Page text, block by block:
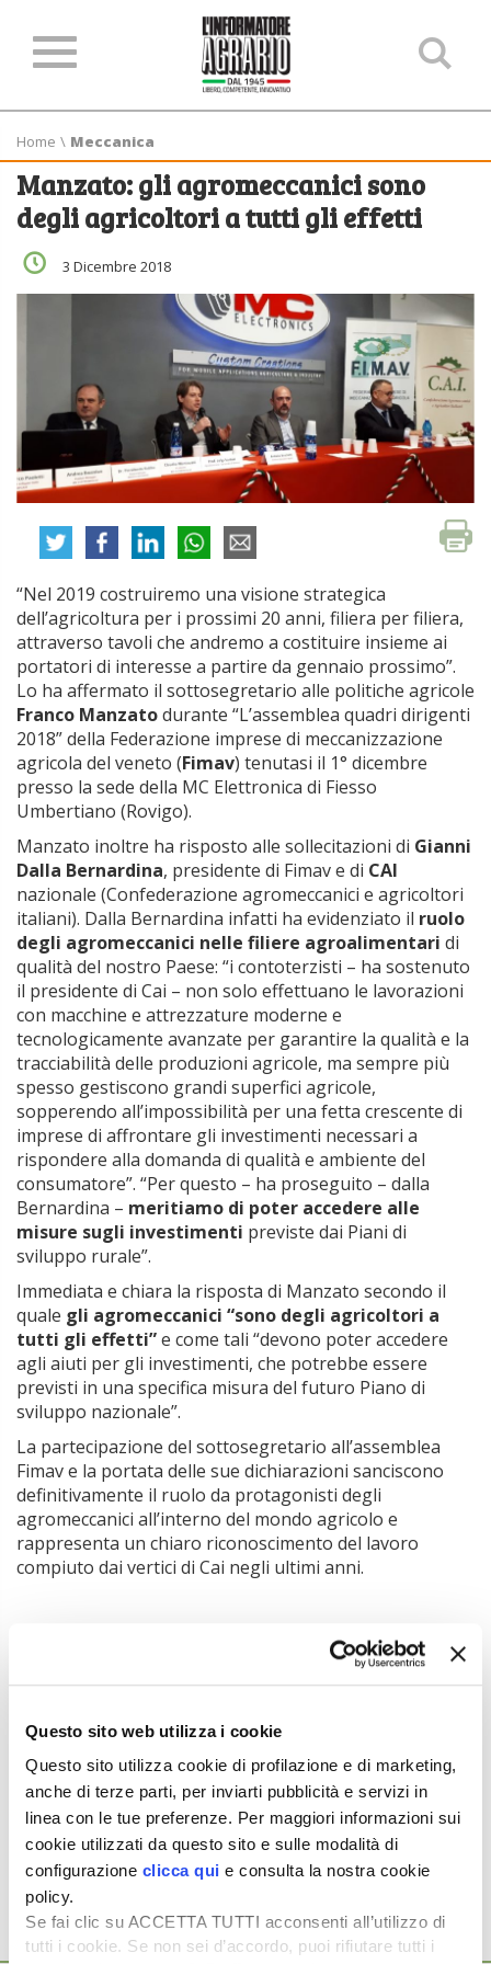
Questo sito web utilizza i cookie
Questo sito utilizza cookie di profilazione e di marketing,
anche di terze parti, per inviarti pubblicità e servizi in
linea con le tue preferenze. Per maggiori informazioni sui
cookie utilizzati da questo sito e sulle modalità di
configurazione clicca qui e consulta la nostra cookie
policy.
Se fai clic su ACCETTA TUTTI acconsenti all’utilizzo di
tutti i cookie. Se non sei d’accordo, puoi rifiutare tutti i
Home \ Meccanica
Manzato: gli agromeccanici sono
degli agricoltori a tutti gli effetti
3 Dicembre 2018
“Nel 2019 costruiremo una visione strategica
dell’agricoltura per i prossimi 20 anni, filiera per filiera,
attraverso tavoli che andremo a costituire insieme ai
portatori di interesse a partire da gennaio prossimo”.
Lo ha affermato il sottosegretario alle politiche agricole
Franco Manzatodurante “L’assemblea quadri dirigenti
2018” della Federazione imprese di meccanizzazione
agricola del veneto (Fimav) tenutasi il 1° dicembre
presso la sede della MC Elettronica di Fiesso
Umbertiano (Rovigo).
Manzato inoltre ha risposto alle sollecitazioni di Gianni
Dalla Bernardina, presidente di Fimav e di CAI
nazionale (Confederazione agromeccanici e agricoltori
italiani). Dalla Bernardina infatti ha evidenziato il ruolo
degli agromeccanici nelle filiere agroalimentari di
qualità del nostro Paese: “i contoterzisti – ha sostenuto
il presidente di Cai – non solo effettuano le lavorazioni
con macchine e attrezzature moderne e
tecnologicamente avanzate per garantire la qualità e la
tracciabilità delle produzioni agricole, ma sempre più
spesso gestiscono grandi superfici agricole,
sopperendo all’impossibilità per una fetta crescente di
imprese di affrontare gli investimenti necessari a
rispondere alla domanda di qualità e ambiente del
consumatore”. “Per questo – ha proseguito – dalla
Bernardina – meritiamo di poter accedere alle
misure sugli investimenti previste dai Piani di
sviluppo rurale”.
Immediata e chiara la risposta di Manzato secondo il
quale gli agromeccanici “sono degli agricoltori a
tutti gli effetti”e come tali “devono poter accedere
agli aiuti per gli investimenti, che potrebbe essere
previsti in una specifica misura del futuro Piano di
sviluppo nazionale”.
La partecipazione del sottosegretario all’assemblea
Fimav e la portata delle sue dichiarazioni sanciscono
definitivamente il ruolo da protagonisti degli
agromeccanici all’interno del mondo agricolo e
rappresenta un chiaro riconoscimento del lavoro
compiuto dai vertici di Cai negli ultimi anni.
MAD – Macchine
Manzato: agromeccanici parte dell’agricoltura
L’articolo completo è disponibile anche sulla
Digitale
Argomenti:
AGROMECCANICI CAI